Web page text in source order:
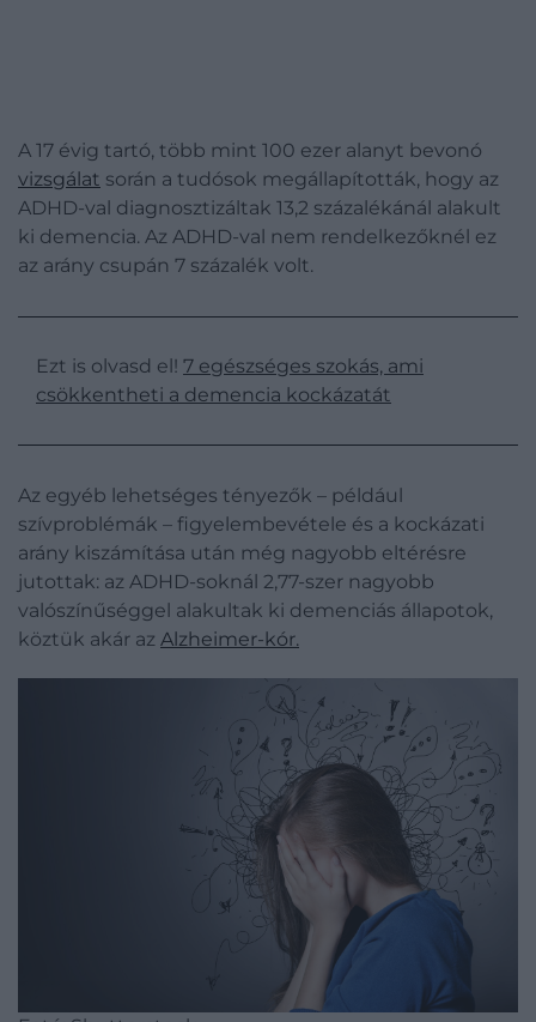
A 17 évig tartó, több mint 100 ezer alanyt bevonó
vizsgálat során a tudósok megállapították, hogy az
ADHD-val diagnosztizáltak 13,2 százalékánál alakult
ki demencia. Az ADHD-val nem rendelkezőknél ez
az arány csupán 7 százalék volt.
Ezt is olvasd el! 7 egészséges szokás, ami
csökkentheti a demencia kockázatát
Az egyéb lehetséges tényezők – például
szívproblémák – figyelembevétele és a kockázati
arány kiszámítása után még nagyobb eltérésre
jutottak: az ADHD-soknál 2,77-szer nagyobb
valószínűséggel alakultak ki demenciás állapotok,
köztük akár az Alzheimer-kór.